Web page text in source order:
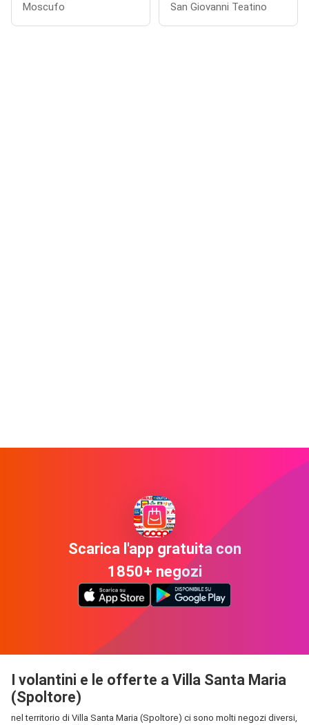
Moscufo San Giovanni Teatino
Scarica l'app gratuita con
1850+ negozi
I volantini e le offerte a Villa Santa Maria
(Spoltore)
nel territorio di Villa Santa Maria (Spoltore) ci sono molti negozi diversi,